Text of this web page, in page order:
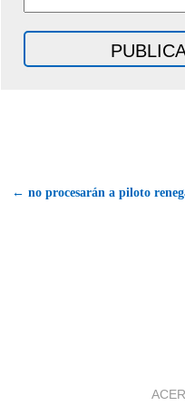
← no procesarán a piloto